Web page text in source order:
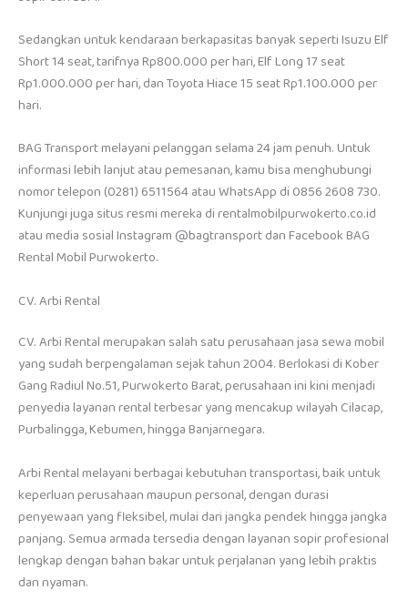
Sedangkan untuk kendaraan berkapasitas banyak seperti Isuzu Elf
Short 14 seat, tarifnya Rp800.000 per hari, Elf Long 17 seat
Rp1.000.000 per hari, dan Toyota Hiace 15 seat Rp1.100.000 per
hari.
BAG Transport melayani pelanggan selama 24 jam penuh. Untuk
informasi lebih lanjut atau pemesanan, kamu bisa menghubungi
nomor telepon (0281) 6511564 atau WhatsApp di 0856 2608 730.
Kunjungi juga situs resmi mereka di rentalmobilpurwokerto.co.id
atau media sosial Instagram @bagtransport dan Facebook BAG
Rental Mobil Purwokerto.
CV. Arbi Rental
CV. Arbi Rental merupakan salah satu perusahaan jasa sewa mobil
yang sudah berpengalaman sejak tahun 2004. Berlokasi di Kober
Gang Radiul No.51, Purwokerto Barat, perusahaan ini kini menjadi
penyedia layanan rental terbesar yang mencakup wilayah Cilacap,
Purbalingga, Kebumen, hingga Banjarnegara.
Arbi Rental melayani berbagai kebutuhan transportasi, baik untuk
keperluan perusahaan maupun personal, dengan durasi
penyewaan yang fleksibel, mulai dari jangka pendek hingga jangka
panjang. Semua armada tersedia dengan layanan sopir profesional
lengkap dengan bahan bakar untuk perjalanan yang lebih praktis
dan nyaman.